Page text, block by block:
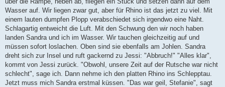
Wasser auf. Wir liegen zwar gut, aber für Rhino ist das jetzt zu viel. Mit
einem lauten dumpfen Plopp verabschiedet sich irgendwo eine Naht.
Schlagartig entweicht die Luft. Mit den Schwung den wir noch haben
landen Sandra und ich im Wasser. Wir tauchen gleichzeitig auf und
müssen sofort loslachen. Oben sind sie ebenfalls am Johlen. Sandra
dreht sich zur Insel und ruft gackernd zu Jessi: "Abbruch!" "Alles klar",
kommt von Jessi zurück. "Obwohl, unsere Zeit auf der Rutsche war nicht
schlecht", sage ich. Dann nehme ich den platten Rhino ins Schlepptau.
Jetzt muss mich Sandra erstmal küssen. "Das war geil, Stefanie", sagt